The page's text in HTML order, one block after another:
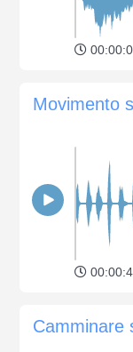
Movimento
Camminare